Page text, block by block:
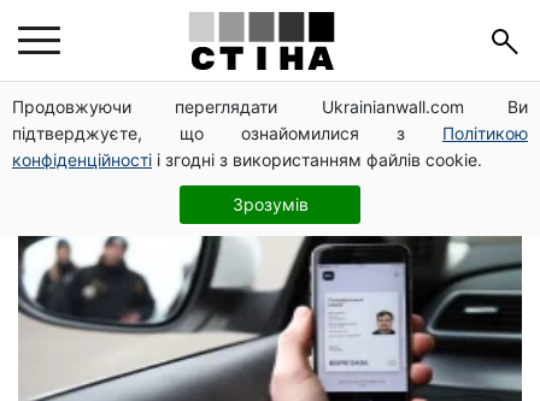
Продовжуючи переглядати Ukrainianwall.com Ви
підтверджуєте, що ознайомилися з Політикою
конфіденційності і згодні з використанням файлів cookie.
Зрозумів
шахрайство